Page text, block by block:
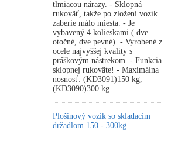
tlmiacou nárazy. - Sklopná
rukoväť, takže po zložení vozík
zaberie málo miesta. - Je
vybavený 4 kolieskami ( dve
otočné, dve pevné). - Vyrobené z
ocele najvyššej kvality s
práškovým nástrekom. - Funkcia
sklopnej rukoväte! - Maximálna
nosnosť: (KD3091)150 kg,
(KD3090)300 kg
Plošinový vozík so skladacím
držadlom 150 - 300kg